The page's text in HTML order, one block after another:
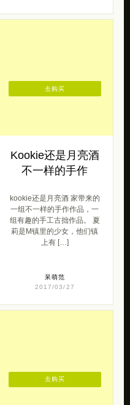
Kookie还是月亮酒
不一样的手作
kookie还是月亮酒 家带来的
一组不一样的手作作品，一
组有趣的手工古拙作品。 夏
莉是M镇里的少女，他们镇
上有 […]
呆萌范
2017/03/27
去购买
去购买